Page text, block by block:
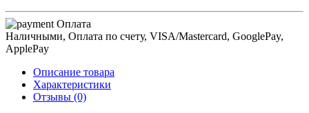
Оплата
Наличными, Оплата по счету, VISA/Mastercard, GooglePay,
ApplePay
Описание товара
Характеристики
Отзывы (0)